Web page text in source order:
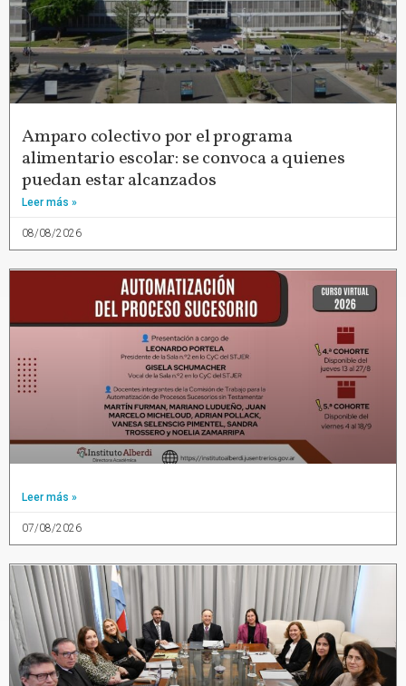
Amparo colectivo por el programa
alimentario escolar: se convoca a quienes
puedan estar alcanzados
Leer más »
08/08/2026
Leer más »
07/08/2026